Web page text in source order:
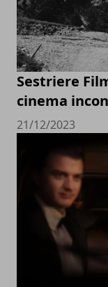
Sestriere
cinema
21/12/2023